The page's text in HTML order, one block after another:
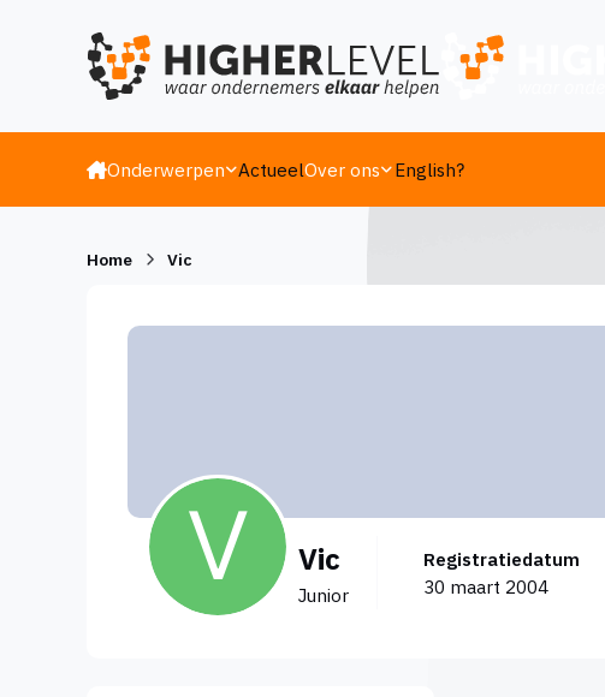
Onderwerpen ActueelOver ons English?
Home Vic
Vic
Junior
Registratiedatum
30 maart 2004